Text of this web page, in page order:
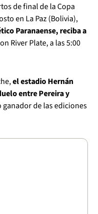
de final de la Copa
en La Paz (Bolivia),
Paranaense, reciba a
River Plate, a las 5:00
el estadio Hernán
entre Pereira y
de las ediciones